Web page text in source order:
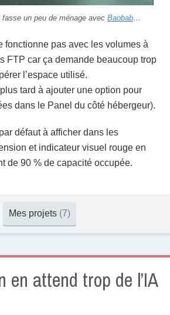
un peu de ménage avec Baobab…
fonctionne pas avec les volumes à
FTP car ça demande beaucoup trop
l’espace utilisé.
tard à ajouter une option pour
dans le Panel du côté hébergeur).
défaut à afficher dans les
et indicateur visuel rouge en
de 90 % de capacité occupée.
Mes projets (7)
en attend trop de l’IA